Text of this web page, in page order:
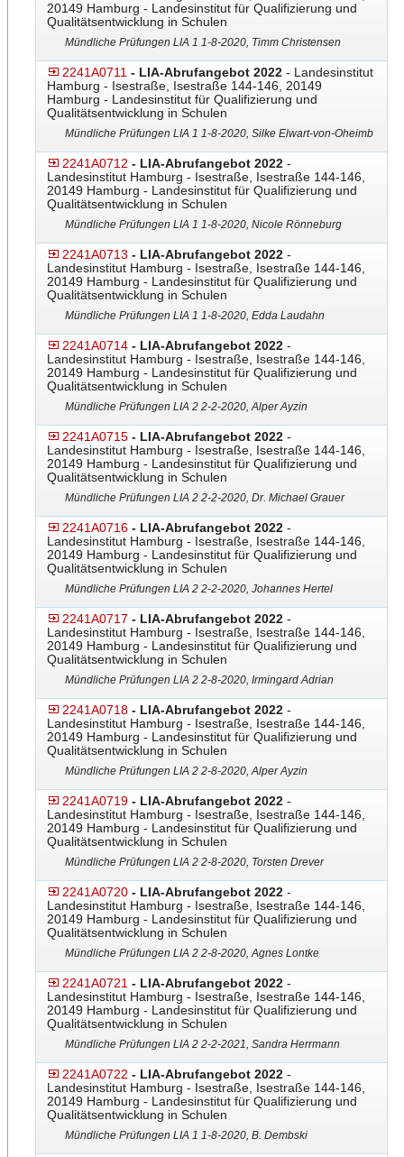
20149 Hamburg - Landesinstitut für Qualifizierung und
Qualitätsentwicklung in Schulen
Mündliche Prüfungen LIA 1 1-8-2020, Timm Christensen
2241A0711 - LIA-Abrufangebot 2022 - Landesinstitut
Hamburg - Isestraße, Isestraße 144-146, 20149
Hamburg - Landesinstitut für Qualifizierung und
Qualitätsentwicklung in Schulen
Mündliche Prüfungen LIA 1 1-8-2020, Silke Elwart-von-Oheimb
2241A0712 - LIA-Abrufangebot 2022 -
Landesinstitut Hamburg - Isestraße, Isestraße 144-146,
20149 Hamburg - Landesinstitut für Qualifizierung und
Qualitätsentwicklung in Schulen
Mündliche Prüfungen LIA 1 1-8-2020, Nicole Rönneburg
2241A0713 - LIA-Abrufangebot 2022 -
Landesinstitut Hamburg - Isestraße, Isestraße 144-146,
20149 Hamburg - Landesinstitut für Qualifizierung und
Qualitätsentwicklung in Schulen
Mündliche Prüfungen LIA 1 1-8-2020, Edda Laudahn
2241A0714 - LIA-Abrufangebot 2022 -
Landesinstitut Hamburg - Isestraße, Isestraße 144-146,
20149 Hamburg - Landesinstitut für Qualifizierung und
Qualitätsentwicklung in Schulen
Mündliche Prüfungen LIA 2 2-2-2020, Alper Ayzin
2241A0715 - LIA-Abrufangebot 2022 -
Landesinstitut Hamburg - Isestraße, Isestraße 144-146,
20149 Hamburg - Landesinstitut für Qualifizierung und
Qualitätsentwicklung in Schulen
Mündliche Prüfungen LIA 2 2-2-2020, Dr. Michael Grauer
2241A0716 - LIA-Abrufangebot 2022 -
Landesinstitut Hamburg - Isestraße, Isestraße 144-146,
20149 Hamburg - Landesinstitut für Qualifizierung und
Qualitätsentwicklung in Schulen
Mündliche Prüfungen LIA 2 2-2-2020, Johannes Hertel
2241A0717 - LIA-Abrufangebot 2022 -
Landesinstitut Hamburg - Isestraße, Isestraße 144-146,
20149 Hamburg - Landesinstitut für Qualifizierung und
Qualitätsentwicklung in Schulen
Mündliche Prüfungen LIA 2 2-8-2020, Irmingard Adrian
2241A0718 - LIA-Abrufangebot 2022 -
Landesinstitut Hamburg - Isestraße, Isestraße 144-146,
20149 Hamburg - Landesinstitut für Qualifizierung und
Qualitätsentwicklung in Schulen
Mündliche Prüfungen LIA 2 2-8-2020, Alper Ayzin
2241A0719 - LIA-Abrufangebot 2022 -
Landesinstitut Hamburg - Isestraße, Isestraße 144-146,
20149 Hamburg - Landesinstitut für Qualifizierung und
Qualitätsentwicklung in Schulen
Mündliche Prüfungen LIA 2 2-8-2020, Torsten Drever
2241A0720 - LIA-Abrufangebot 2022 -
Landesinstitut Hamburg - Isestraße, Isestraße 144-146,
20149 Hamburg - Landesinstitut für Qualifizierung und
Qualitätsentwicklung in Schulen
Mündliche Prüfungen LIA 2 2-8-2020, Agnes Lontke
2241A0721 - LIA-Abrufangebot 2022 -
Landesinstitut Hamburg - Isestraße, Isestraße 144-146,
20149 Hamburg - Landesinstitut für Qualifizierung und
Qualitätsentwicklung in Schulen
Mündliche Prüfungen LIA 2 2-2-2021, Sandra Herrmann
2241A0722 - LIA-Abrufangebot 2022 -
Landesinstitut Hamburg - Isestraße, Isestraße 144-146,
20149 Hamburg - Landesinstitut für Qualifizierung und
Qualitätsentwicklung in Schulen
Mündliche Prüfungen LIA 1 1-8-2020, B. Dembski